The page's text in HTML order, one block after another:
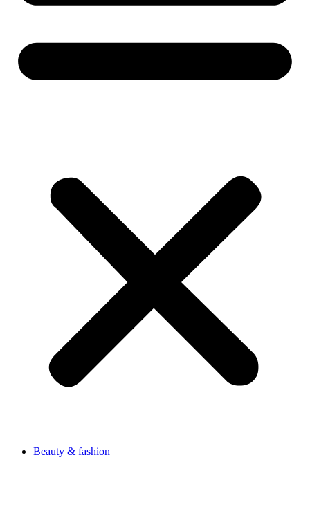
Beauty & fashion